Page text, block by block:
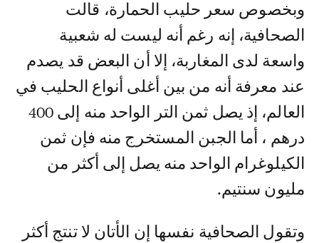
وبخصوص سعر حليب الحمارة، قالت
الصحافية، إنه رغم أنه ليست له شعبية
واسعة لدى المغاربة، إلا أن البعض قد يصدم
عند معرفة أنه من بين أغلى أنواع الحليب في
العالم، إذ يصل ثمن التر الواحد منه إلى 400
درهم ، أما الجبن المستخرج منه فإن ثمن
الكيلوغرام الواحد منه يصل إلى أكثر من
مليون سنتيم.
وتقول الصحافية نفسها إن الأتان لا تنتج أكثر